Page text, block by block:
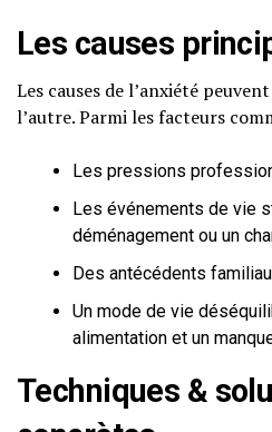
Les causes
Les causes de l’anxiété
l’autre. Parmi les facteurs
Les pressions
Les événements de vie
déménagement ou un
Des antécédents
Un mode de vie
alimentation et un
Techniques &